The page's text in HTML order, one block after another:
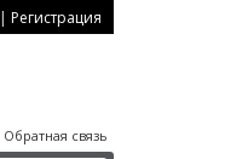
| Регистрация
Обратная связь